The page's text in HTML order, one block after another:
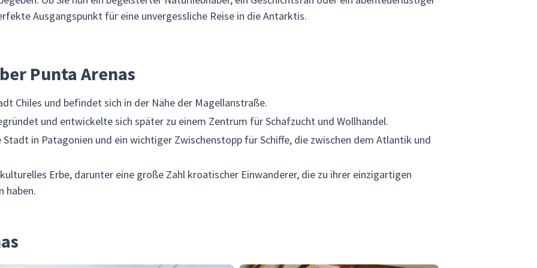
Ausgangspunkt für eine unvergessliche Reise in die Antarktis.
Punta Arenas
Chiles und befindet sich in der Nähe der Magellanstraße.
und entwickelte sich später zu einem Zentrum für Schafzucht und Wollhandel.
in Patagonien und ein wichtiger Zwischenstopp für Schiffe, die zwischen dem Atlantik und
Erbe, darunter eine große Zahl kroatischer Einwanderer, die zu ihrer einzigartigen
haben.